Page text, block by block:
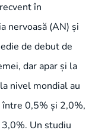
în
nervoasă (AN) și
de debut de
dar apar și la
nivel mondial au
0,5% și 2,0%,
Un studiu